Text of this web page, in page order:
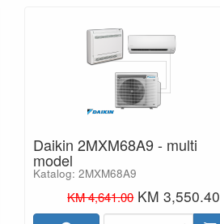
Daikin 2MXM68A9 - multi
model
Katalog: 2MXM68A9
KM 4,641.00 KM 3,550.40